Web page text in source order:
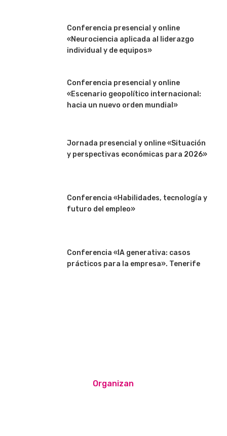
Conferencia presencial y online
«Neurociencia aplicada al liderazgo
individual y de equipos»
Conferencia presencial y online
«Escenario geopolítico internacional:
hacia un nuevo orden mundial»
Jornada presencial y online «Situación
y perspectivas económicas para 2026»
Conferencia «Habilidades, tecnología y
futuro del empleo»
Conferencia «IA generativa: casos
prácticos para la empresa». Tenerife
Organizan